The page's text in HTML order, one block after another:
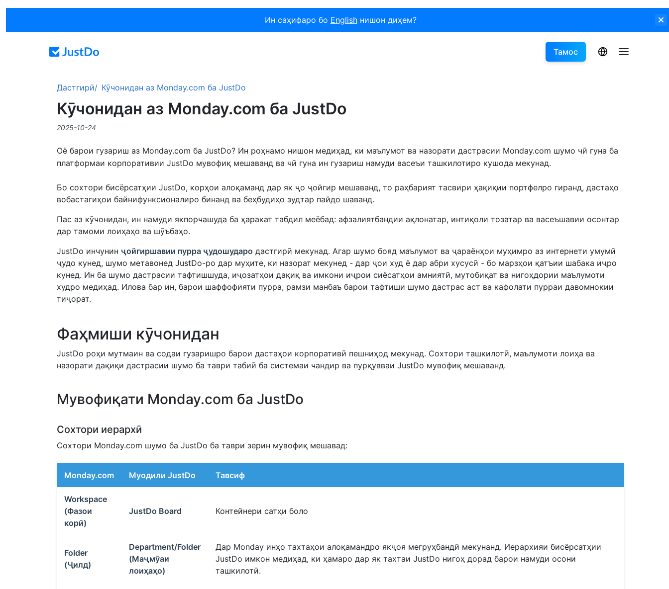
Ин саҳифаро бо Englishнишон диҳем?
Тамос
Дастгирӣ Кӯчонидан аз Monday.com ба JustDo
Кӯчонидан аз Monday.com ба JustDo
2025-10-24
Оё барои гузариш аз Monday.com ба JustDo? Ин роҳнамо нишон медиҳад, ки маълумот ва назорати дастрасии Monday.com шумо чӣ гуна ба
платформаи корпоративии JustDo мувофиқ мешаванд ва чӣ гуна ин гузариш намуди васеъи ташкилотиро кушода мекунад.
Бо сохтори бисёрсатҳии JustDo, корҳои алоқаманд дар як ҷо ҷойгир мешаванд, то раҳбарият тасвири ҳақиқии портфелро гиранд, дастаҳо
вобастагиҳои байнифунксионалиро бинанд ва беҳбудиҳо зудтар пайдо шаванд.
Пас аз кӯчонидан, ин намуди якпорчашуда ба ҳаракат табдил меёбад: афзалиятбандии ақлонатар, интиқоли тозатар ва васеъшавии осонтар
дар тамоми лоиҳаҳо ва шӯъбаҳо.
JustDo инчунин ҷойгиршавии пурра ҷудошударо дастгирӣ мекунад. Агар шумо бояд маълумот ва ҷараёнҳои муҳимро аз интернети умумӣ
ҷудо кунед, шумо метавонед JustDo-ро дар муҳите, ки назорат мекунед - дар ҷои худ ё дар абри хусусӣ - бо марзҳои қатъии шабака иҷро
кунед. Ин ба шумо дастрасии тафтишшуда, иҷозатҳои дақиқ ва имкони иҷрои сиёсатҳои амниятӣ, мутобиқат ва нигоҳдории маълумоти
худро медиҳад. Илова бар ин, барои шаффофияти пурра, рамзи манбаъ барои тафтиши шумо дастрас аст ва кафолати пурраи давомнокии
тиҷорат.
Фаҳмиши кӯчонидан
JustDo роҳи мутмаин ва содаи гузаришро барои дастаҳои корпоративӣ пешниҳод мекунад. Сохтори ташкилотӣ, маълумоти лоиҳа ва
назорати дақиқи дастрасии шумо ба таври табиӣ ба системаи чандир ва пурқувваи JustDo мувофиқ мешаванд.
Мувофиқати Monday.com ба JustDo
Сохтори иерархӣ
Сохтори Monday.com шумо ба JustDo ба таври зерин мувофиқ мешавад:
Monday.com Муодили JustDo Тавсиф
Workspace
(Фазои
корӣ)
JustDo Board Контейнери сатҳи боло
Folder
(Ҷилд)
Department/Folder
(Маҷмӯаи
лоиҳаҳо)
Дар Monday инҳо тахтаҳои алоқамандро якҷоя мегруҳбандӣ мекунанд. Иерархияи бисёрсатҳии
JustDo имкон медиҳад, ки ҳамаро дар як тахтаи JustDo нигоҳ дорад барои намуди осони
ташкилотӣ.